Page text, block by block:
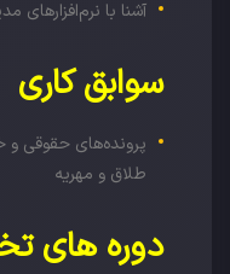
آشنا با نرم‌افزارهای
سوابق کاری
پرونده‌های حقوقی و
طلاق و مهریه
دوره های